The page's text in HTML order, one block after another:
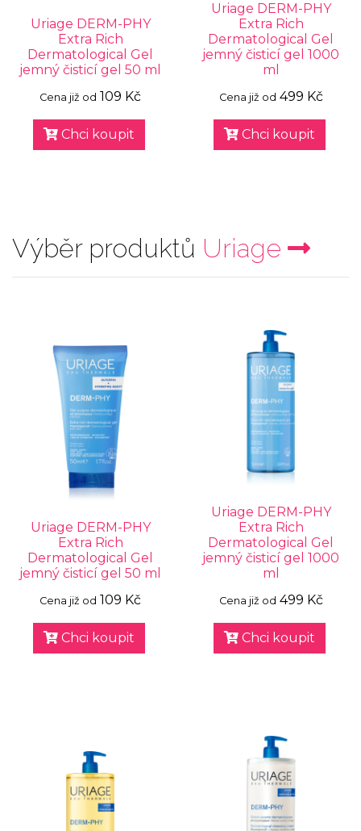
Uriage DERM-PHY
Extra Rich
Dermatological Gel
jemný čisticí gel 50 ml
Cena již od 109 Kč
Chci koupit
Uriage DERM-PHY
Extra Rich
Dermatological Gel
jemný čisticí gel 1000
ml
Cena již od 499 Kč
Chci koupit
Výběr produktů Uriage
Uriage DERM-PHY
Extra Rich
Dermatological Gel
jemný čisticí gel 50 ml
Cena již od 109 Kč
Chci koupit
Uriage DERM-PHY
Extra Rich
Dermatological Gel
jemný čisticí gel 1000
ml
Cena již od 499 Kč
Chci koupit